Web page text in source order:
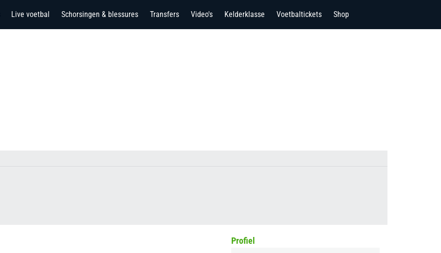
Live voetbal Schorsingen & blessures Transfers Video's Kelderklasse Voetbaltickets Shop
Profiel